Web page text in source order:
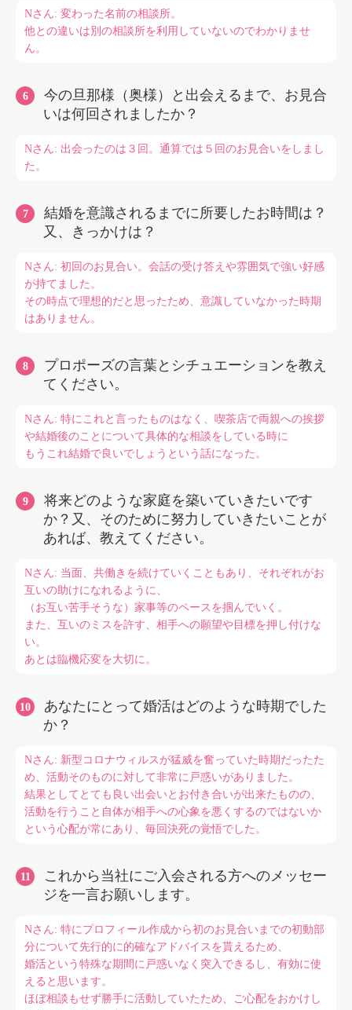
Nさん: 変わった名前の相談所。
他との違いは別の相談所を利用していないのでわかりませ
ん。
今の旦那様（奥様）と出会えるまで、お見合
いは何回されましたか？
Nさん: 出会ったのは３回。通算では５回のお見合いをしまし
た。
結婚を意識されるまでに所要したお時間は？
又、きっかけは？
Nさん: 初回のお見合い。会話の受け答えや雰囲気で強い好感
が持てました。
その時点で理想的だと思ったため、意識していなかった時期
はありません。
プロポーズの言葉とシチュエーションを教え
てください。
Nさん: 特にこれと言ったものはなく、喫茶店で両親への挨拶
や結婚後のことについて具体的な相談をしている時に
もうこれ結婚で良いでしょうという話になった。
将来どのような家庭を築いていきたいです
か？又、そのために努力していきたいことが
あれば、教えてください。
Nさん: 当面、共働きを続けていくこともあり、それぞれがお
互いの助けになれるように、
（お互い苦手そうな）家事等のペースを掴んでいく。
また、互いのミスを許す、相手への願望や目標を押し付けな
い。
あとは臨機応変を大切に。
あなたにとって婚活はどのような時期でした
か？
Nさん: 新型コロナウィルスが猛威を奮っていた時期だったた
め、活動そのものに対して非常に戸惑いがありました。
結果としてとても良い出会いとお付き合いが出来たものの、
活動を行うこと自体が相手への心象を悪くするのではないか
という心配が常にあり、毎回決死の覚悟でした。
これから当社にご入会される方へのメッセー
ジを一言お願いします。
Nさん: 特にプロフィール作成から初のお見合いまでの初動部
分について先行的に的確なアドバイスを貰えるため、
婚活という特殊な期間に戸惑いなく突入できるし、有効に使
えると思います。
ほぼ相談もせず勝手に活動していたため、ご心配をおかけし